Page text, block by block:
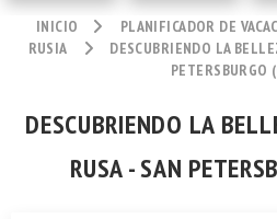
INICIO PLANIFICADOR DE
RUSIA
DESCUBRIENDO LA
PETERSBURGO
DESCUBRIENDO LA
RUSA - SAN